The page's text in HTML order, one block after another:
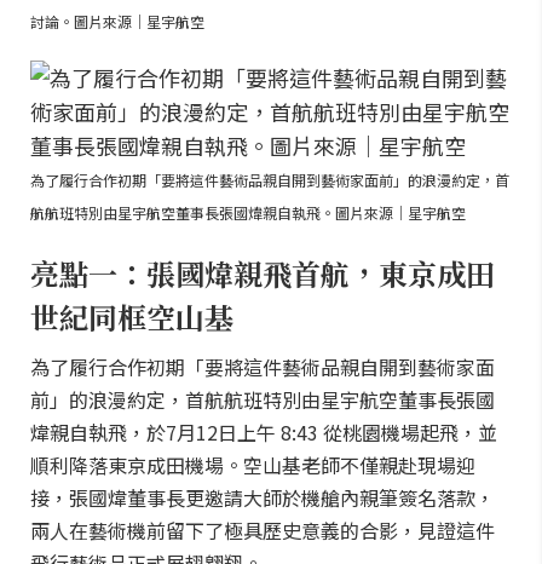
討論。圖片來源｜星宇航空
為了履行合作初期「要將這件藝術品親自開到藝術家面前」的浪漫約定，首
航航班特別由星宇航空董事長張國煒親自執飛。圖片來源｜星宇航空
亮點一：張國煒親飛首航，東京成田
世紀同框空山基
為了履行合作初期「要將這件藝術品親自開到藝術家面
前」的浪漫約定，首航航班特別由星宇航空董事長張國
煒親自執飛，於7月12日上午 8:43 從桃園機場起飛，並
順利降落東京成田機場。空山基老師不僅親赴現場迎
接，張國煒董事長更邀請大師於機艙內親筆簽名落款，
兩人在藝術機前留下了極具歷史意義的合影，見證這件